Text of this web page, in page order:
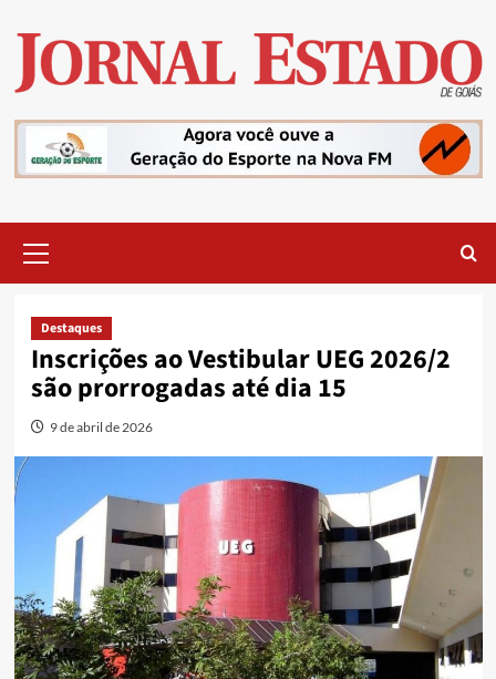
content
Menu
Destaques
Inscrições ao Vestibular UEG 2026/2
são prorrogadas até dia 15
9 de abril de 2026